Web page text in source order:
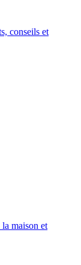
conseils et
maison et